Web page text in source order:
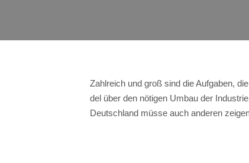
Zahl­reich und groß sind die Auf­ga­ben,
del über den nöti­gen Umbau der
Deutsch­land müs­se auch ande­ren